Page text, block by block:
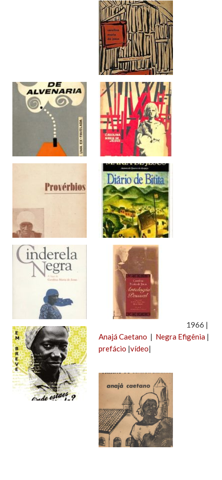
1966 |
Anajá Caetano | Negra Efigênia |
prefácio |vídeo|